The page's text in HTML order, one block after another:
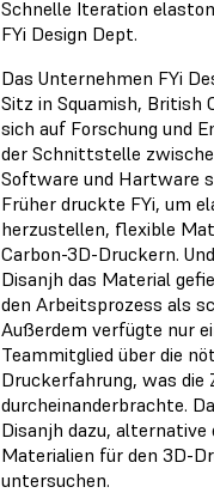
Schnelle Iteration
FYi Design Dept.
Das Unternehmen FYi
Sitz in Squamish, British
sich auf Forschung und
der Schnittstelle
Software und Hartware
Früher druckte FYi, um
herzustellen, flexible
Carbon-3D-Druckern.
Disanjh das Material
den Arbeitsprozess als
Außerdem verfügte nur
Teammitglied über die
Druckerfahrung, was die
durcheinanderbrachte.
Disanjh dazu, alternative
Materialien für den 3D-
untersuchen.